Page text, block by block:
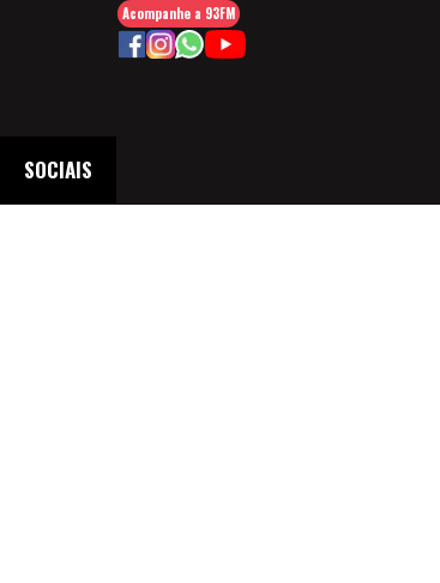
SOCIAIS
Acompanhe a 93FM